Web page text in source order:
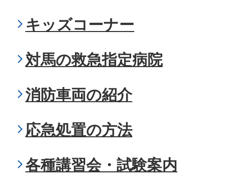
キッズコーナー
対馬の救急指定病院
消防車両の紹介
応急処置の方法
各種講習会・試験案内